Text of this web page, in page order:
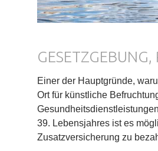
Einer der Hauptgründe,
Ort für künstliche
39. Lebensjahres ist es
Zusatzversicherung zu